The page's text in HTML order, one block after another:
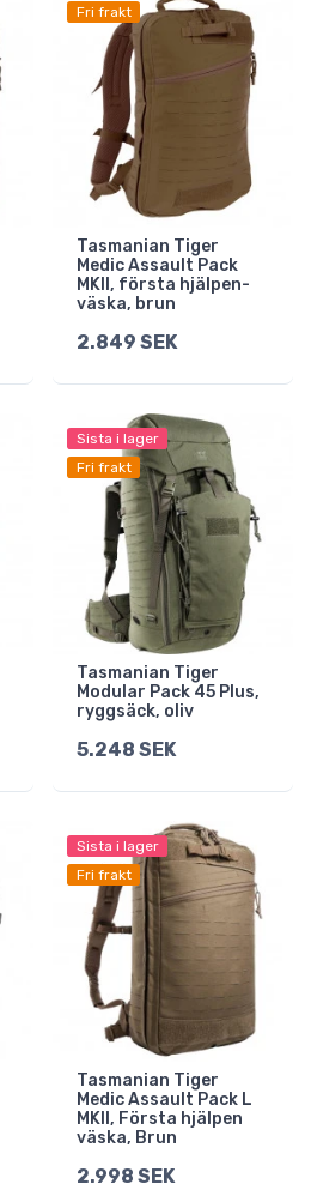
Fri frakt
Tasmanian Tiger
Medic Assault Pack
MKII, första hjälpen-
väska, brun
2.849 SEK
Sista i lager
Fri frakt
Tasmanian Tiger
Modular Pack 45 Plus,
ryggsäck, oliv
5.248 SEK
Sista i lager
Fri frakt
Tasmanian Tiger
Medic Assault Pack L
MKII, Första hjälpen
väska, Brun
2.998 SEK